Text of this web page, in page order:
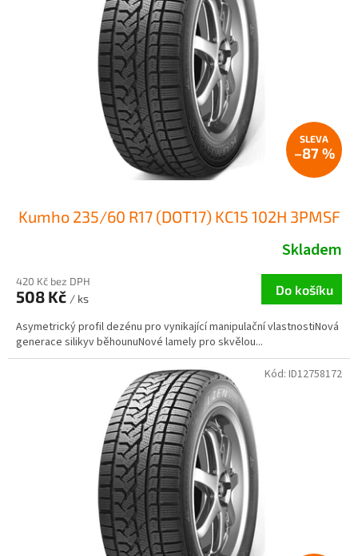
–87 %
Kumho 235/60 R17 (DOT17) KC15 102H 3PMSF
Skladem
420 Kč bez DPH
508 Kč / ks
Do košíku
Asymetrický profil dezénu pro vynikající manipulační vlastnostiNová
generace silikyv běhounuNové lamely pro skvělou...
Kód: ID12758172